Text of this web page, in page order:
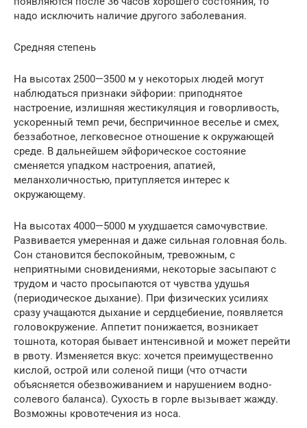
надо исключить наличие другого заболевания.
Средняя степень
На высотах 2500—3500 м у некоторых людей могут
наблюдаться признаки эйфории: приподнятое
настроение, излишняя жестикуляция и говорливость,
ускоренный темп речи, беспричинное веселье и смех,
беззаботное, легковесное отношение к окружающей
среде. В дальнейшем эйфорическое состояние
сменяется упадком настроения, апатией,
меланхоличностью, притупляется интерес к
окружающему.
На высотах 4000—5000 м ухудшается самочувствие.
Развивается умеренная и даже сильная головная боль.
Сон становится беспокойным, тревожным, с
неприятными сновидениями, некоторые засыпают с
трудом и часто просыпаются от чувства удушья
(периодическое дыхание). При физических усилиях
сразу учащаются дыхание и сердцебиение, появляется
головокружение. Аппетит понижается, возникает
тошнота, которая бывает интенсивной и может перейти
в рвоту. Изменяется вкус: хочется преимущественно
кислой, острой или соленой пищи (что отчасти
объясняется обезвоживанием и нарушением водно-
солевого баланса). Сухость в горле вызывает жажду.
Возможны кровотечения из носа.